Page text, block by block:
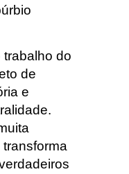
trabalho do
de
e